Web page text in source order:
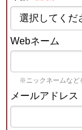
Webネーム
※ニックネームなど
メールアドレス